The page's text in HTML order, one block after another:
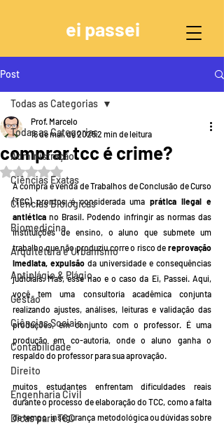
ei passei
Post
Todas as Categorias
Administração
Ciências Exatas
Ciências Biológicas
Biomedicina
Arquitetura e Urbanismo
Antiplágio & Plágio
Gestão
Ciências Sociais
Contabilidade
Direito
Engenharia Civil
Dicas para TCC
Todas as Categorias
comprar tcc é crime?
Prof. Marcelo
16 de mai. de 20252 min de leitura
Avaliado com NaN de 5 estrelas.
A compra e venda de Trabalhos de Conclusão de Curso
(TCC) prontos é considerada uma prática ilegal e
antiética no Brasil. Podendo infringir as normas das
instituições de ensino, o aluno que submete um
trabalho que não produziu corre o risco de reprovação
imediata, expulsão da universidade e consequências
judiciais. Mas, esse nao e o caso da Ei, Passei. Aqui,
você tem uma consultoria acadêmica conjunta
realizando ajustes, análises, leituras e validação das
produções, em conjunto com o professor. É uma
produção em co-autoria, onde o aluno ganha o
respaldo do professor para sua aprovação.
muitos estudantes enfrentam dificuldades reais
durante o processo de elaboração do TCC, como a falta
de tempo, insegurança metodológica ou dúvidas sobre